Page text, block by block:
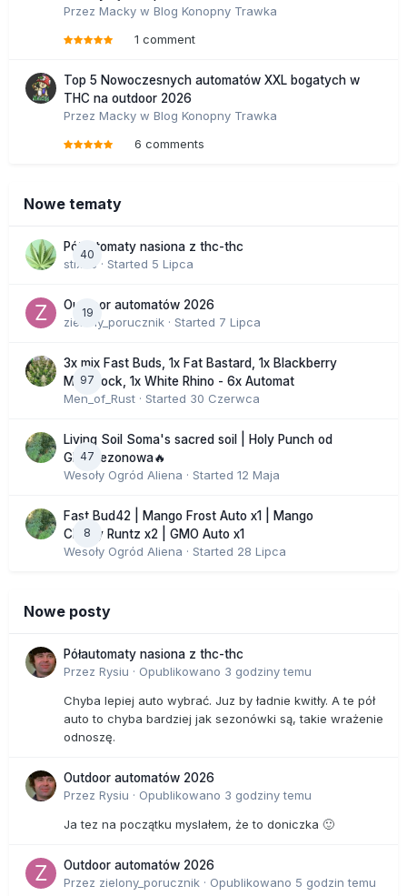
Przez Macky w Blog Konopny Trawka
1 comment
Top 5 Nowoczesnych automatów XXL bogatych w
THC na outdoor 2026
Przez Macky w Blog Konopny Trawka
6 comments
Nowe tematy
40
Półautomaty nasiona z thc-thc
stix33 · Started 5 Lipca
19
Outdoor automatów 2026
zielony_porucznik · Started 7 Lipca
97
3x mix Fast Buds, 1x Fat Bastard, 1x Blackberry
Moonrock, 1x White Rhino - 6x Automat
Men_of_Rust · Started 30 Czerwca
47
Living Soil Soma's sacred soil | Holy Punch od
GHS sezonowa🔥
Wesoły Ogród Aliena · Started 12 Maja
8
Fast Bud42 | Mango Frost Auto x1 | Mango
Cherry Runtz x2 | GMO Auto x1
Wesoły Ogród Aliena · Started 28 Lipca
Nowe posty
Półautomaty nasiona z thc-thc
Przez Rysiu · Opublikowano 3 godziny temu
Chyba lepiej auto wybrać. Juz by ładnie kwitły. A te pół
auto to chyba bardziej jak sezonówki są, takie wrażenie
odnoszę.
Outdoor automatów 2026
Przez Rysiu · Opublikowano 3 godziny temu
Ja tez na początku myslałem, że to doniczka 🙂
Outdoor automatów 2026
Przez zielony_porucznik · Opublikowano 5 godzin temu